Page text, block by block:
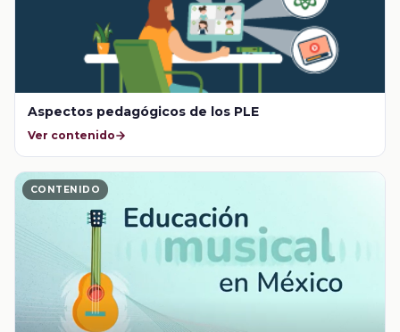
Aspectos pedagógicos de los PLE
Ver contenido
CONTENIDO